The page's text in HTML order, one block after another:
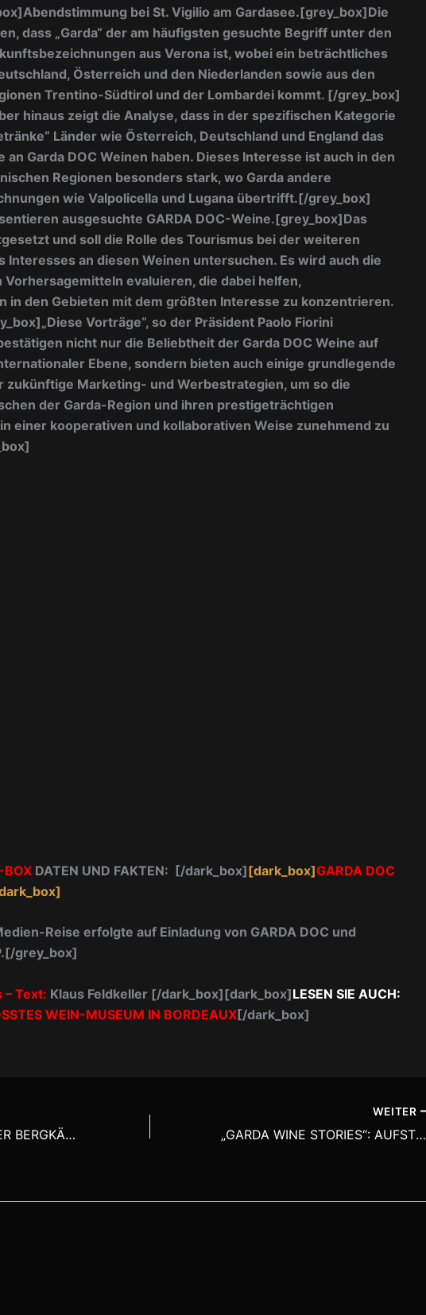
Abendstimmung bei St. Vigilio am Gardasee.[grey_box]Die
dass „Garda“ der am häufigsten gesuchte Begriff unter den
aus Verona ist, wobei ein beträchtliches
Österreich und den Niederlanden sowie aus den
Trentino-Südtirol und der Lombardei kommt. [/grey_box]
hinaus zeigt die Analyse, dass in der spezifischen Kategorie
Länder wie Österreich, Deutschland und England das
Garda DOC Weinen haben. Dieses Interesse ist auch in den
Regionen besonders stark, wo Garda andere
wie Valpolicella und Lugana übertrifft.[/grey_box]
ausgesuchte GARDA DOC-Weine.[grey_box]Das
und soll die Rolle des Tourismus bei der weiteren
Interesses an diesen Weinen untersuchen. Es wird auch die
Vorhersagemitteln evaluieren, die dabei helfen,
in den Gebieten mit dem größten Interesse zu konzentrieren.
„Diese Vorträge“, so der Präsident Paolo Fiorini
nicht nur die Beliebtheit der Garda DOC Weine auf
Ebene, sondern bieten auch einige grundlegende
zukünftige Marketing- und Werbestrategien, um so die
der Garda-Region und ihren prestigeträchtigen
einer kooperativen und kollaborativen Weise zunehmend zu
BOX DATEN UND FAKTEN: [/dark_box][dark_box]GARDA DOC
Reise erfolgte auf Einladung von GARDA DOC und
[/grey_box]
– Text: Klaus Feldkeller [/dark_box][dark_box]LESEN SIE AUCH:
WEIN-MUSEUM IN BORDEAUX[/dark_box]
MONTASIO: DELIKATER BERGKÄSE AUS DEM FRIAUL
WEITER
„GARDA WINE STORIES“: AUFSTREBENDE WEIN-REGION